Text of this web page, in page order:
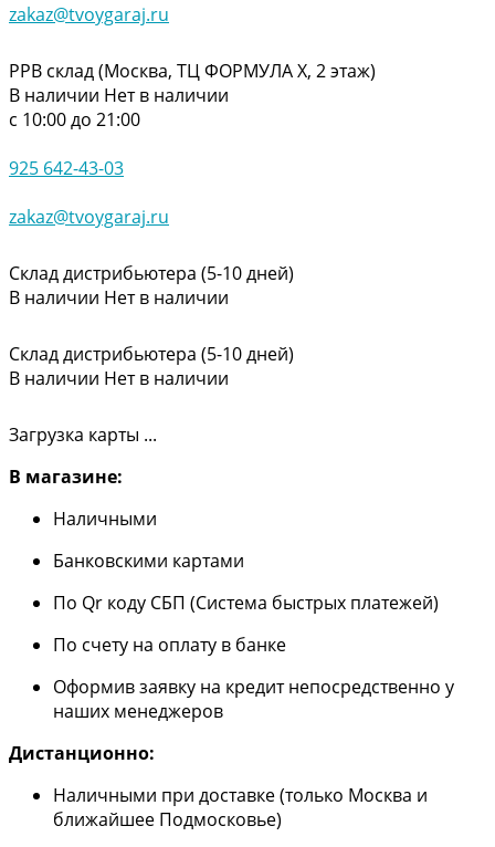
zakaz@tvoygaraj.ru
РРВ склад (Москва, ТЦ ФОРМУЛА Х, 2 этаж)
В наличии Нет в наличии
с 10:00 до 21:00
925 642-43-03
zakaz@tvoygaraj.ru
Склад дистрибьютера (5-10 дней)
В наличии Нет в наличии
Склад дистрибьютера (5-10 дней)
В наличии Нет в наличии
Загрузка карты ...
В магазине:
Наличными
Банковскими картами
По Qr коду СБП (Система быстрых платежей)
По счету на оплату в банке
Оформив заявку на кредит непосредственно у
наших менеджеров
Дистанционно:
Наличными при доставке (только Москва и
ближайшее Подмосковье)